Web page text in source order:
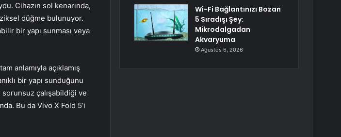
Cihazın sol kenarında,
düğme bulunuyor.
bir yapı sunması veya
anlamıyla açıklamış
bir yapı sunduğunu
sorunsuz çalışabildiği ve
Bu da Vivo X Fold 5’i
Wi-Fi Bağlantınızı Bozan
5 Sıradışı Şey:
Mikrodalgadan
Akvaryuma
Ağustos 6, 2026